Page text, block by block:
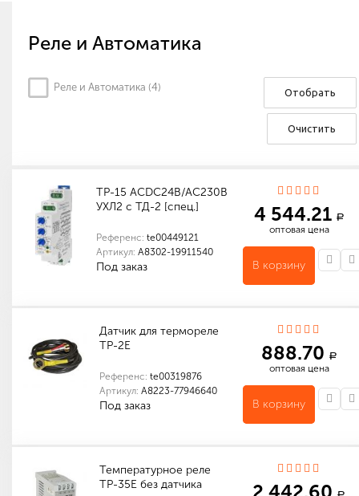
Реле и Автоматика
Отобрать
Очистить
Реле и Автоматика (4)
ТР-15 ACDC24В/АС230В
УХЛ2 с ТД-2 [спец.]
Референс: te00449121
Артикул: A8302-19911540
Под заказ
4 544.21 a
оптовая цена
В корзину
Датчик для термореле
ТР-2Е
Референс: te00319876
Артикул: A8223-77946640
Под заказ
888.70 a
оптовая цена
В корзину
Температурное реле
ТР-35Е без датчика